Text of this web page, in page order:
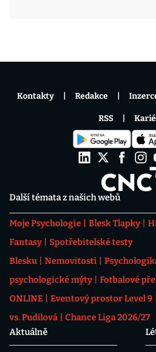
Další témata z našich webů
Moje Psychologie Blesk Tlapky
Fantasy
Spotřebitelské testy
Blesku
Nemovitosti
psychologické mýty
Fotbalové
ONLINE
Eventový prostor Level 9
vs. Pudilová
Chance Liga 2026/27
Aktuálně
Kontakty Redakce
RSS